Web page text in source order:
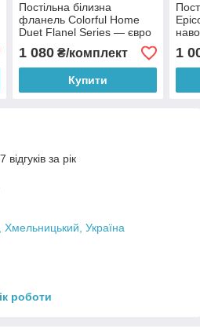
Постільна білизна
фланель Colorful Home
Duet Flanel Series — євро
розмір
1 080₴/комплект
Купити
1
за рік
Хмельницький, Україна
роботи